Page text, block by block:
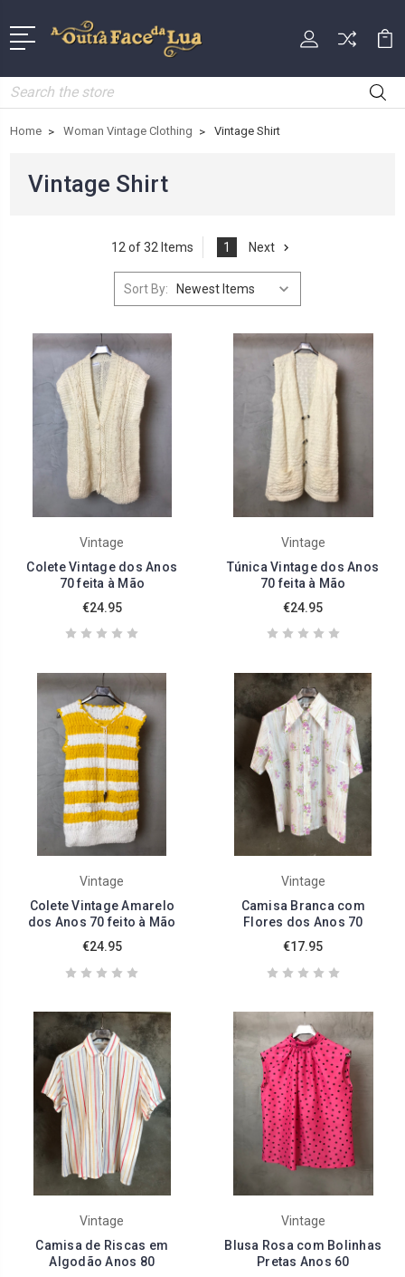
Search
Home Woman Vintage Clothing Vintage Shirt
Vintage Shirt
12 of 32 Items 1 Next
Sort By:
Vintage
Colete Vintage dos Anos
70 feita à Mão
€24.95
Vintage
Túnica Vintage dos Anos
70 feita à Mão
€24.95
Vintage
Colete Vintage Amarelo
dos Anos 70 feito à Mão
€24.95
Vintage
Camisa Branca com
Flores dos Anos 70
€17.95
Vintage
Camisa de Riscas em
Algodão Anos 80
Vintage
Blusa Rosa com Bolinhas
Pretas Anos 60